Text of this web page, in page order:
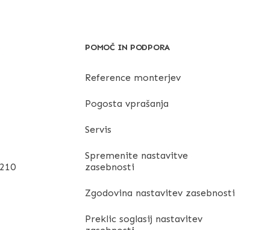
POMOČ IN PODPORA
Reference monterjev
Pogosta vprašanja
Servis
Spremenite nastavitve
zasebnosti
Zgodovina nastavitev zasebnosti
Preklic soglasij nastavitev